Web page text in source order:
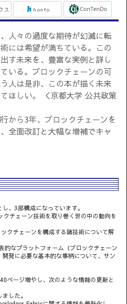
人々の過度な期待が幻滅に転
には希望が満ちている。この
す未来を、豊富な実例と詳し
いる。ブロックチェーンの可
人は是非、この本が描く未来
ほしい。 ＜京都大学 公共政策
から3年、ブロックチェーンを
全面改訂と大幅な増補でキャ
、3部構成になっています。
クチェーン技術を取り巻く世の中の動向を
クチェーンを構成する諸技術について解
的なプラットフォーム（ブロックチェーン
発に必要な基本的な事柄について、サン
ページ増やし、次のような情報の更新と
した。